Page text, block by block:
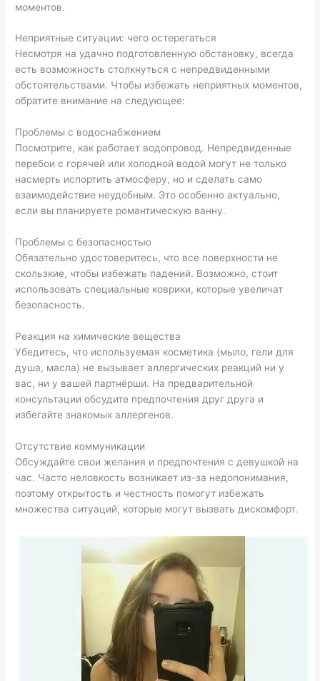
моментов.
Неприятные ситуации: чего остерегаться
Несмотря на удачно подготовленную обстановку, всегда
есть возможность столкнуться с непредвиденными
обстоятельствами. Чтобы избежать неприятных моментов,
обратите внимание на следующее:
Проблемы с водоснабжением
Посмотрите, как работает водопровод. Непредвиденные
перебои с горячей или холодной водой могут не только
насмерть испортить атмосферу, но и сделать само
взаимодействие неудобным. Это особенно актуально,
если вы планируете романтическую ванну.
Проблемы с безопасностью
Обязательно удостоверитесь, что все поверхности не
скользкие, чтобы избежать падений. Возможно, стоит
использовать специальные коврики, которые увеличат
безопасность.
Реакция на химические вещества
Убедитесь, что используемая косметика (мыло, гели для
душа, масла) не вызывает аллергических реакций ни у
вас, ни у вашей партнёрши. На предварительной
консультации обсудите предпочтения друг друга и
избегайте знакомых аллергенов.
Отсутствие коммуникации
Обсуждайте свои желания и предпочтения с девушкой на
час. Часто неловкость возникает из-за недопонимания,
поэтому открытость и честность помогут избежать
множества ситуаций, которые могут вызвать дискомфорт.